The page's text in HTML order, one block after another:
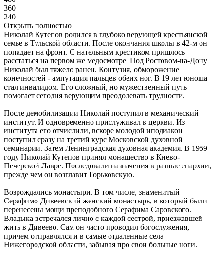
360
240
Открыть полностью
Николай Кутепов родился в глубоко верующей крестьянской
семье в Тульской области. После окончания школы в 42-м он
попадает на фронт. С нательным крестиком пришлось
расстаться на первом же медосмотре. Под Ростовом-на-Дону
Николай был тяжело ранен. Контузия, обморожение
конечностей - ампутация пальцев обеих ног. В 19 лет юноша
стал инвалидом. Его сложный, но мужественный путь
помогает сегодня верующим преодолевать трудности.
После демобилизации Николай поступил в механический
институт. И одновременно прислуживал в церкви. Из
института его отчислили, вскоре молодой иподиакон
поступил сразу на третий курс Московской духовной
семинарии. Затем Ленинградская духовная академия. В 1959
году Николай Кутепов принял монашество в Киево-
Печерской Лавре. Последовали назначения в разные епархии,
прежде чем он возглавит Горьковскую.
Возрождались монастыри. В том числе, знаменитый
Серафимо-Дивеевский женский монастырь, в который были
перенесены мощи преподобного Серафима Саровского.
Владыка встречался лично с каждой сестрой, приезжавшей
жить в Дивеево. Сам он часто проводил богослужения,
причем отправлялся и в самые отдаленные села
Нижегородской области, забывая про свои больные ноги.